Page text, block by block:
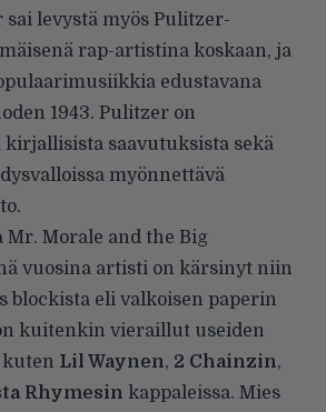
sai levystä myös Pulitzer-
rap-artistina koskaan, ja
edustavana
1943. Pulitzer on
saavutuksista sekä
myönnettävä
Mr. Morale and the Big
vuosina artisti on kärsinyt niin
blockista eli valkoisen paperin
kuitenkin vieraillut useiden
Lil Waynen, 2 Chainzin,
Rhymesin kappaleissa. Mies